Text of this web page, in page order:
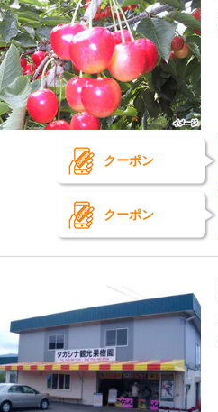
クーポン
クーポン